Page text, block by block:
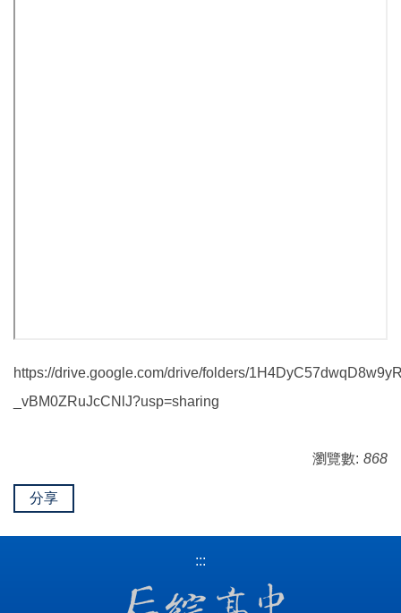
https://drive.google.com/drive/folders/
_vBM0ZRuJcCNlJ?usp=sharing
瀏覽數: 868
分享
:::